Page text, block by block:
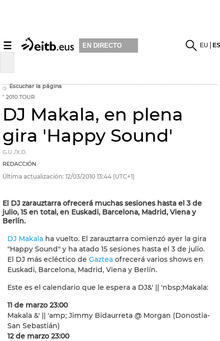
☰ EN DIRECTO EU
Escuchar la página
2010 TOUR
DJ Makala, en plena
gira 'Happy Sound'
G.U./X.D.
REDACCIÓN
Última actualización: 12/03/2010 13:44 (UTC+1)
El DJ zarauztarra ofrecerá muchas sesiones hasta el 3 de
julio, 15 en total, en Euskadi, Barcelona, Madrid, Viena y
Berlín.
DJ Makala ha vuelto. El zarauztarra comienzó ayer la gira
"Happy Sound" y ha atado 15 sesiones hasta el 3 de julio.
El DJ más ecléctico de Gaztea ofrecerá varios shows en
Euskadi, Barcelona, Madrid, Viena y Berlín.
Este es el calendario que le espera a DJ&' || 'nbsp;Makala:
11 de marzo 23:00
Makala &' || 'amp; Jimmy Bidaurreta @ Morgan (Donostia-
San Sebastián)
12 de marzo 23:00